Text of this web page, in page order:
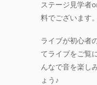
ステージ見学者
料でございます。
ライブが初心者
てライブをご覧
んなで音を楽し
ょう♪